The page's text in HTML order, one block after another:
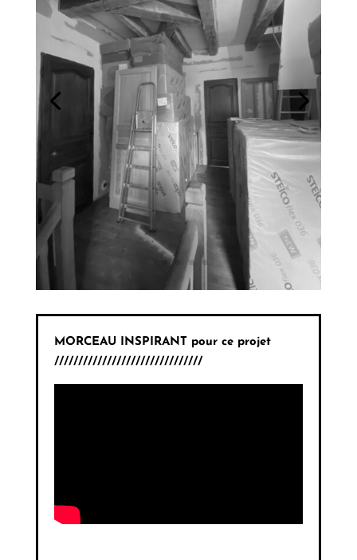
MORCEAU INSPIRANT pour ce projet
///////////////////////////////